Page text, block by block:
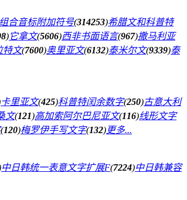
组合音标附加符号(314253)希腊文和科普特
)它拿文(5606)西非书面语言(967)撒马利亚
特文(7600)奥里亚文(6132)泰米尔文(9339)泰
卡里亚文(425)科普特闰余数字(250)古意大利
文(121)高加索阿尔巴尼亚文(116)线形文字
(120)梅罗伊手写文字(132)更多...
中日韩统一表意文字扩展F(7224)中日韩兼容